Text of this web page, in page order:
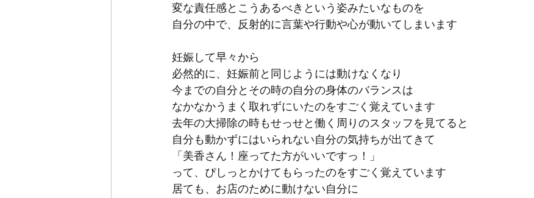
変な責任感とこうあるべきという姿みたいなものを
自分の中で、反射的に言葉や行動や心が動いてしまいます
妊娠して早々から
必然的に、妊娠前と同じようには動けなくなり
今までの自分とその時の自分の身体のバランスは
なかなかうまく取れずにいたのをすごく覚えています
去年の大掃除の時もせっせと働く周りのスタッフを見てると
自分も動かずにはいられない自分の気持ちが出てきて
「美香さん！座ってた方がいいですっ！」
って、ぴしっとかけてもらったのをすごく覚えています
居ても、お店のために動けない自分に